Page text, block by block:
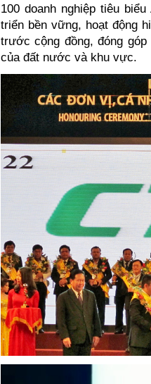
100 doanh nghiệp tiêu
triển bền vững, hoạt động
trước cộng đồng, đóng
của đất nước và khu vực.